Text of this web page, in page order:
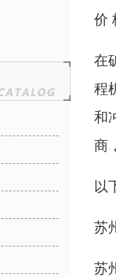
价
在
程
和
商
以
苏
苏